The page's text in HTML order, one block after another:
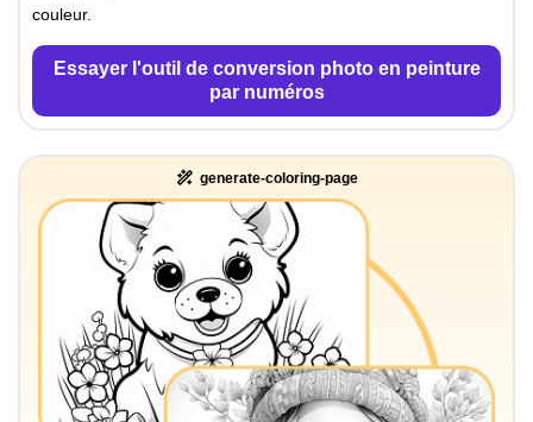
couleur.
Essayer l'outil de conversion photo en peinture
par numéros
generate-coloring-page